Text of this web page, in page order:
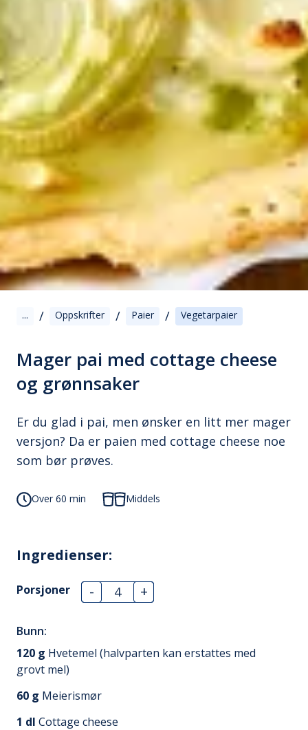
... / Oppskrifter / Paier / Vegetarpaier
Mager pai med cottage cheese
og grønnsaker
Er du glad i pai, men ønsker en litt mer mager
versjon? Da er paien med cottage cheese noe
som bør prøves.
Over 60 min Middels
Ingredienser:
Porsjoner - +
Bunn:
120 g Hvetemel (halvparten kan erstattes med
grovt mel)
60 g Meierismør
1 dl Cottage cheese